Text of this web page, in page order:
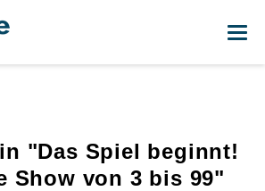
"Das Spiel beginnt!
Show von 3 bis 99"